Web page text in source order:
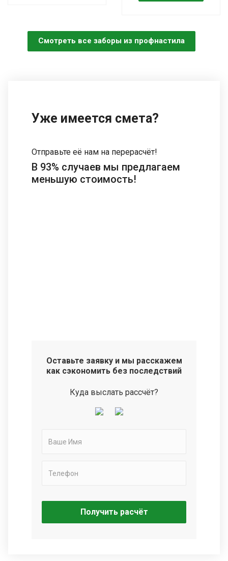
Смотреть все заборы из профнастила
Уже имеется смета?
Отправьте её нам на перерасчёт!
В 93% случаев мы предлагаем
меньшую стоимость!
Оставьте заявку и мы расскажем
как сэкономить без последствий
Куда выслать рассчёт?
Получить расчёт